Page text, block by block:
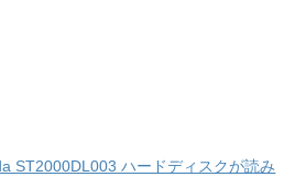
ST2000DL003 ハードディスクが読み